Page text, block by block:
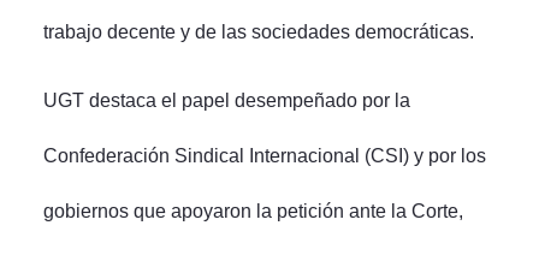
trabajo decente y de las sociedades democráticas.
UGT destaca el papel desempeñado por la
Confederación Sindical Internacional (CSI) y por los
gobiernos que apoyaron la petición ante la Corte,